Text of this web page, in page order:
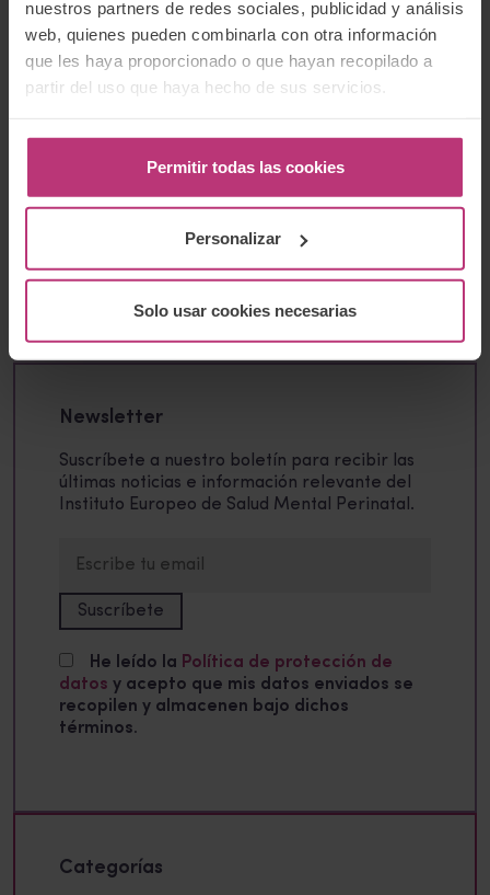
nuestros partners de redes sociales, publicidad y análisis
web, quienes pueden combinarla con otra información
que les haya proporcionado o que hayan recopilado a
partir del uso que haya hecho de sus servicios.
Permitir todas las cookies
Personalizar
Solo usar cookies necesarias
materna
Etiquetas: lactancia materna , medio ambiente
Buscar
Newsletter
Suscríbete a nuestro boletín para recibir las
últimas noticias e información relevante del
Instituto Europeo de Salud Mental Perinatal.
He leído la Política de protección de
datos y acepto que mis datos enviados se
recopilen y almacenen bajo dichos
términos.
Categorías